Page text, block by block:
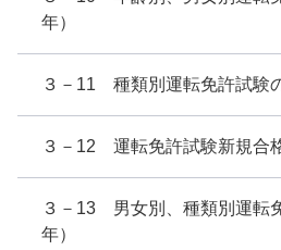
年）
３－11 種類別運転免許試験
３－12 運転免許試験新規合
３－13 男女別、種類別運転
年）